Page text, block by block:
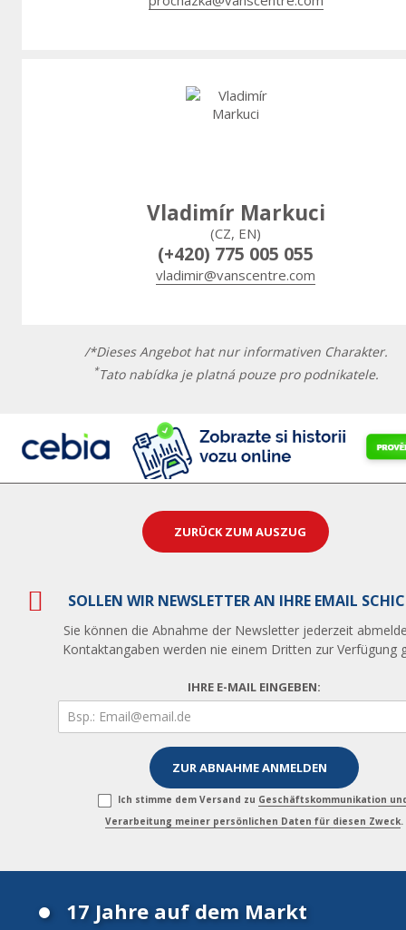
Vladimír Markuci
(CZ, EN)
(+420) 775 005 055
vladimir@vanscentre.com
/*Dieses Angebot hat nur informativen Charakter.
*Tato nabídka je platná pouze pro podnikatele.
ZURÜCK ZUM AUSZUG
SOLLEN WIR NEWSLETTER AN IHRE EMAIL
Sie können die Abnahme der Newsletter jederzeit
Kontaktangaben werden nie einem Dritten zur Verfügung
IHRE E-MAIL EINGEBEN:
Ich stimme dem Versand zu Geschäftskommunikation
Verarbeitung meiner persönlichen Daten für diesen Zweck.
17 Jahre auf dem Markt